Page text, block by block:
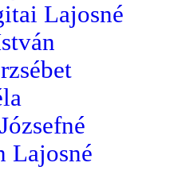
Lajosné
Lajosné